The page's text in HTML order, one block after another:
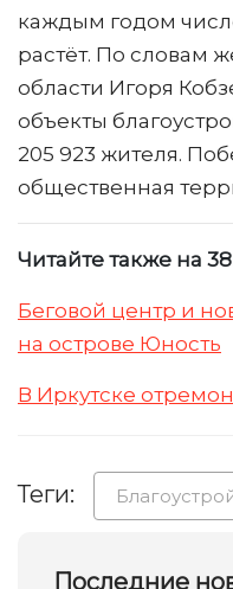
каждым годом
растёт. По словам
области Игоря
объекты
205 923 жителя.
общественная
Читайте также на
Беговой центр и
на острове Юность
В Иркутске
Теги:
Последние